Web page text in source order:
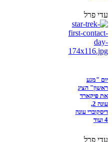
עדי פרל
יום "מגע
ראשון" הציג
את פיקארד
עונה 2,
דיסקוברי עונה
4 ועוד
עדי פרל